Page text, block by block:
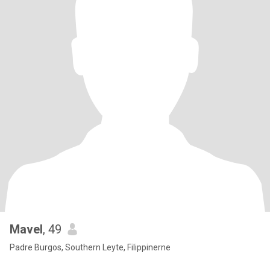
Mavel, 49
Padre Burgos, Southern Leyte, Filippinerne